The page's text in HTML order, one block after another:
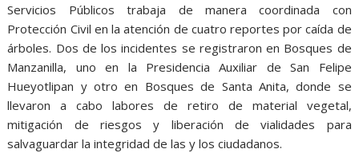
Servicios Públicos trabaja de manera coordinada con
Protección Civil en la atención de cuatro reportes por caída de
árboles. Dos de los incidentes se registraron en Bosques de
Manzanilla, uno en la Presidencia Auxiliar de San Felipe
Hueyotlipan y otro en Bosques de Santa Anita, donde se
llevaron a cabo labores de retiro de material vegetal,
mitigación de riesgos y liberación de vialidades para
salvaguardar la integridad de las y los ciudadanos.